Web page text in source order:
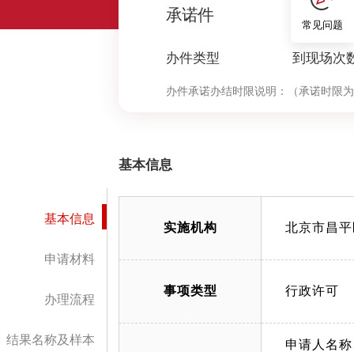
承诺件
办件类型
0
到现场次
办件承诺办结时限说明： （承诺时限
基本信息
申请材料
办理流程
结果名称及样本
基本信息
实施机构 北京市昌
事项类型 行政许可
申请人名
常见问题